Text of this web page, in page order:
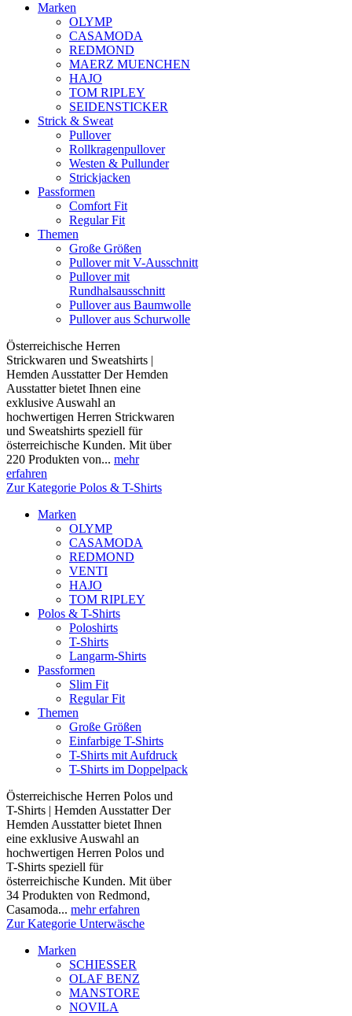
Marken
OLYMP
CASAMODA
REDMOND
MAERZ MUENCHEN
HAJO
TOM RIPLEY
SEIDENSTICKER
Strick & Sweat
Pullover
Rollkragenpullover
Westen & Pullunder
Strickjacken
Passformen
Comfort Fit
Regular Fit
Themen
Große Größen
Pullover mit V-Ausschnitt
Pullover mit
Rundhalsausschnitt
Pullover aus Baumwolle
Pullover aus Schurwolle
Österreichische Herren
Strickwaren und Sweatshirts |
Hemden Ausstatter Der Hemden
Ausstatter bietet Ihnen eine
exklusive Auswahl an
hochwertigen Herren Strickwaren
und Sweatshirts speziell für
österreichische Kunden. Mit über
220 Produkten von... mehr
erfahren
Zur Kategorie Polos & T-Shirts
Marken
OLYMP
CASAMODA
REDMOND
VENTI
HAJO
TOM RIPLEY
Polos & T-Shirts
Poloshirts
T-Shirts
Langarm-Shirts
Passformen
Slim Fit
Regular Fit
Themen
Große Größen
Einfarbige T-Shirts
T-Shirts mit Aufdruck
T-Shirts im Doppelpack
Österreichische Herren Polos und
T-Shirts | Hemden Ausstatter Der
Hemden Ausstatter bietet Ihnen
eine exklusive Auswahl an
hochwertigen Herren Polos und
T-Shirts speziell für
österreichische Kunden. Mit über
34 Produkten von Redmond,
Casamoda... mehr erfahren
Zur Kategorie Unterwäsche
Marken
SCHIESSER
OLAF BENZ
MANSTORE
NOVILA